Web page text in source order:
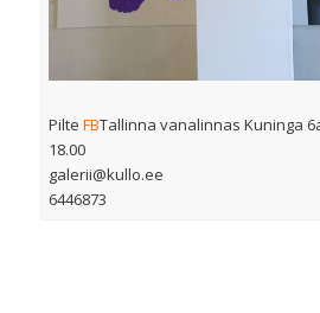
PilteFBTallinna vanalinnas Kuninga
18.00
galerii@kullo.ee
6446873